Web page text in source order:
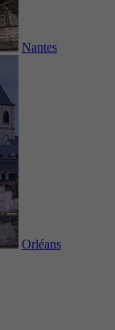
Nantes
Orléans